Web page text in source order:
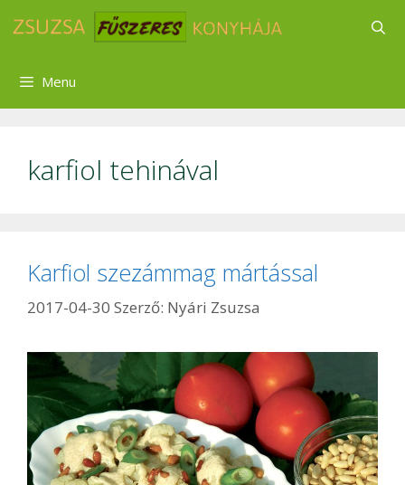
Menu
karfiol tehinával
Karfiol szezámmag mártással
2017-04-30 Szerző: Nyári Zsuzsa